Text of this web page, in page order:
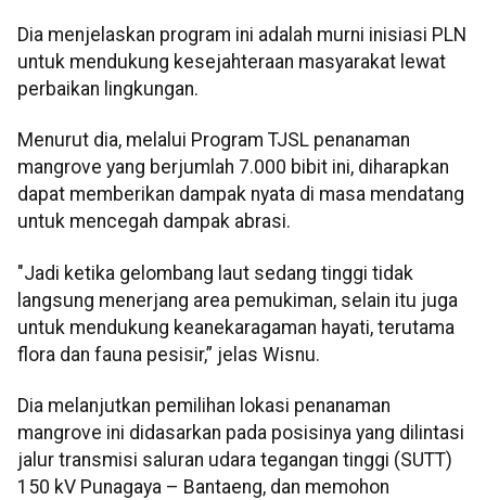
Dia menjelaskan program ini adalah murni inisiasi PLN
untuk mendukung kesejahteraan masyarakat lewat
perbaikan lingkungan.
Menurut dia, melalui Program TJSL penanaman
mangrove yang berjumlah 7.000 bibit ini, diharapkan
dapat memberikan dampak nyata di masa mendatang
untuk mencegah dampak abrasi.
"Jadi ketika gelombang laut sedang tinggi tidak
langsung menerjang area pemukiman, selain itu juga
untuk mendukung keanekaragaman hayati, terutama
flora dan fauna pesisir,” jelas Wisnu.
Dia melanjutkan pemilihan lokasi penanaman
mangrove ini didasarkan pada posisinya yang dilintasi
jalur transmisi saluran udara tegangan tinggi (SUTT)
150 kV Punagaya – Bantaeng, dan memohon